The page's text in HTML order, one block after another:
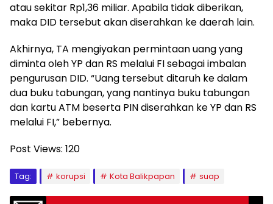
atau sekitar Rp1,36 miliar. Apabila tidak diberikan,
maka DID tersebut akan diserahkan ke daerah lain.
Akhirnya, TA mengiyakan permintaan uang yang
diminta oleh YP dan RS melalui FI sebagai imbalan
pengurusan DID. “Uang tersebut ditaruh ke dalam
dua buku tabungan, yang nantinya buku tabungan
dan kartu ATM beserta PIN diserahkan ke YP dan RS
melalui FI,” bebernya.
Post Views: 120
Tag: korupsi Kota Balikpapan suap